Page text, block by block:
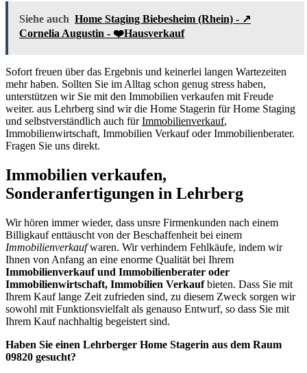
Siehe auch Home Staging Biebesheim (Rhein) - ↗️
Cornelia Augustin - ❤️Hausverkauf
Sofort freuen über das Ergebnis und keinerlei langen Wartezeiten
mehr haben. Sollten Sie im Alltag schon genug stress haben,
unterstützen wir Sie mit den Immobilien verkaufen mit Freude
weiter. aus Lehrberg sind wir die Home Stagerin für Home Staging
und selbstverständlich auch fürImmobilienverkauf,
Immobilienwirtschaft, Immobilien Verkauf oder Immobilienberater.
Fragen Sie uns direkt.
Immobilien verkaufen,
Sonderanfertigungen in Lehrberg
Wir hören immer wieder, dass unsre Firmenkunden nach einem
Billigkauf enttäuscht von der Beschaffenheit bei einem
Immobilienverkaufwaren. Wir verhindern Fehlkäufe, indem wir
Ihnen von Anfang an eine enorme Qualität bei Ihrem
Immobilienverkauf und Immobilienberater oder
Immobilienwirtschaft, Immobilien Verkaufbieten. Dass Sie mit
Ihrem Kauf lange Zeit zufrieden sind, zu diesem Zweck sorgen wir
sowohl mit Funktionsvielfalt als genauso Entwurf, so dass Sie mit
Ihrem Kauf nachhaltig begeistert sind.
Haben Sie einen Lehrberger Home Stagerin aus dem Raum
09820 gesucht?